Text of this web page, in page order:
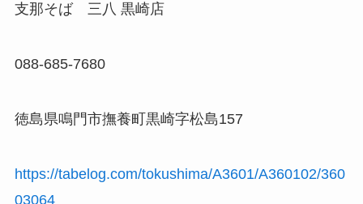
支那そば 三八 黒崎店
088-685-7680
徳島県鳴門市撫養町黒崎字松島157
https://tabelog.com/tokushima/A3601/A360102/360
03064